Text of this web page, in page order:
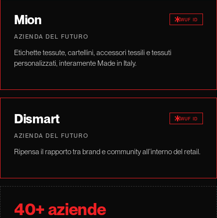
Mion WUF ID
AZIENDA DEL FUTURO
Etichette tessute, cartellini, accessori tessili e tessuti
personalizzati, interamente Made in Italy.
Dismart WUF ID
AZIENDA DEL FUTURO
Ripensa il rapporto tra brand e community all’interno del retail.
40+ aziende